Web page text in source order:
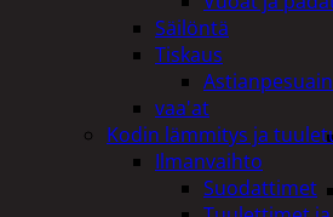
Säilöntä
Tiskaus
vaa'at
Kodin lämmitys ja
Ilmanvaihto
Suodattimet